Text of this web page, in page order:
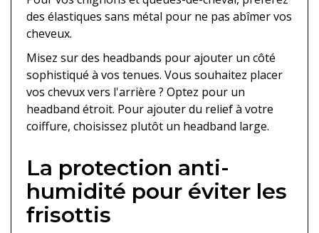
des élastiques sans métal pour ne pas abîmer vos
cheveux.
Misez sur des headbands pour ajouter un côté
sophistiqué à vos tenues. Vous souhaitez placer
vos chevux vers l'arrière ? Optez pour un
headband étroit. Pour ajouter du relief à votre
coiffure, choisissez plutôt un headband large.
La protection anti-
humidité pour éviter les
frisottis